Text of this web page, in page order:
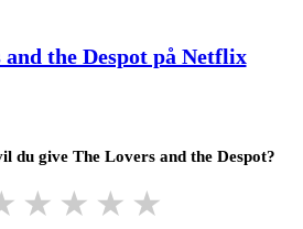
and the Despot på Netflix
du give The Lovers and the Despot?
★ ★ ★ ★